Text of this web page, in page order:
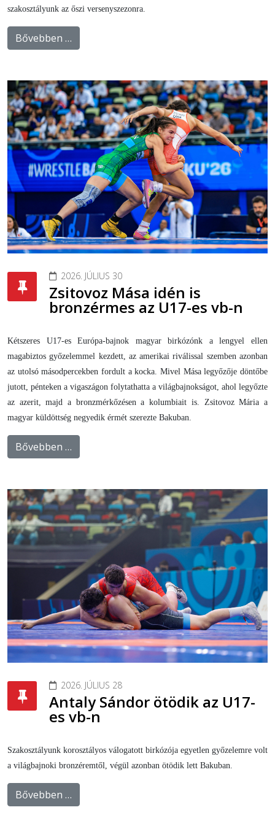
szakosztályunk az őszi versenyszezonra.
Bővebben …
2026. JÚLIUS 30
Zsitovoz Mása idén is
bronzérmes az U17-es vb-n
Kétszeres U17-es Európa-bajnok magyar birkózónk a lengyel ellen
magabiztos győzelemmel kezdett, az amerikai riválissal szemben azonban
az utolsó másodpercekben fordult a kocka. Mivel Mása legyőzője döntőbe
jutott, pénteken a vigaszágon folytathatta a világbajnokságot, ahol legyőzte
az azerit, majd a bronzmérkőzésen a kolumbiait is. Zsitovoz Mária a
magyar küldöttség negyedik érmét szerezte Bakuban.
Bővebben …
2026. JÚLIUS 28
Antaly Sándor ötödik az U17-
es vb-n
Szakosztályunk korosztályos válogatott birkózója egyetlen győzelemre volt
a világbajnoki bronzéremtől, végül azonban ötödik lett Bakuban.
Bővebben …